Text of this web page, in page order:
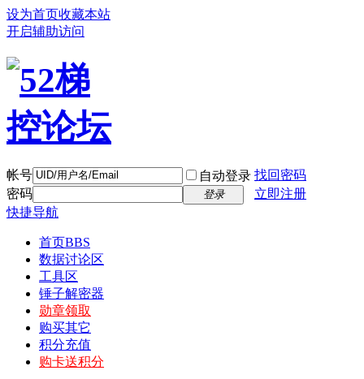
设为首页收藏本站
开启辅助访问
帐号 自动登录 找回密码
密码
登录
立即注册
快捷导航
首页BBS
数据讨论区
工具区
锤子解密器
勋章领取
购买其它
积分充值
购卡送积分